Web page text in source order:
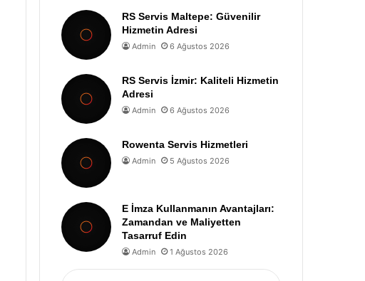
RS Servis Maltepe: Güvenilir
Hizmetin Adresi
Admin 6 Ağustos 2026
RS Servis İzmir: Kaliteli Hizmetin
Adresi
Admin 6 Ağustos 2026
Rowenta Servis Hizmetleri
Admin 5 Ağustos 2026
E İmza Kullanmanın Avantajları:
Zamandan ve Maliyetten
Tasarruf Edin
Admin 1 Ağustos 2026